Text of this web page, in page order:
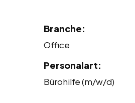
Branche:
Office
Personalart:
Bürohilfe (m/w/d)